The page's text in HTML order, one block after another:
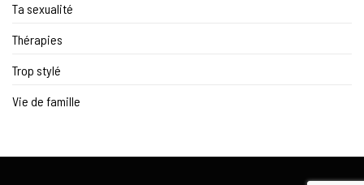
Ta sexualité
Thérapies
Trop stylé
Vie de famille